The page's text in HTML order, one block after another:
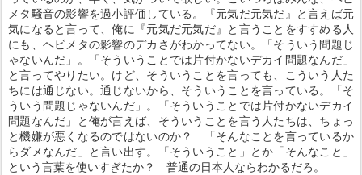
メタ騒音の影響を過小評価している。『元気だ元気だ』と言えば元
気になると言って、俺に『元気だ元気だ』と言うことをすすめる人
にも、ヘビメタの影響のデカさがわかってない。「そういう問題じ
ゃないんだ」。「そういうことでは片付かないデカイ問題なんだ」
と言ってやりたい。けど、そういうことを言っても、こういう人た
ちには通じない。通じないから、そういうことを言っている。「そ
ういう問題じゃないんだ」。「そういうことでは片付かないデカイ
問題なんだ」と俺が言えば、そういうことを言う人たちは、ちょっ
と機嫌が悪くなるのではないのか？ 「そんなことを言っているか
らダメなんだ」と言い出す。「そういうこと」とか「そんなこと」
という言葉を使いすぎたか？ 普通の日本人ならわかるだろ。